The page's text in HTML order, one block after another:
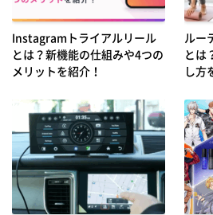
Instagramトライアルリール
とは？新機能の仕組みや4つの
メリットを紹介！
ルー
とは
し方